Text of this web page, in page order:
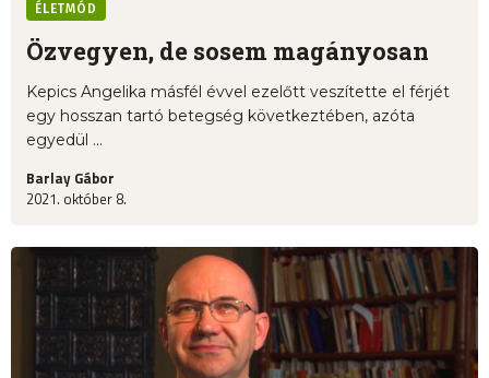
ÉLETMÓD
Özvegyen, de sosem magányosan
Kepics Angelika másfél évvel ezelőtt veszítette el férjét
egy hosszan tartó betegség következtében, azóta
egyedül ...
Barlay Gábor
2021. október 8.